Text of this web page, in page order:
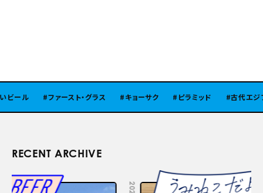
ール ファースト・グラス キョーサク ピラミッド 古代エジプト
RECENT ARCHIVE